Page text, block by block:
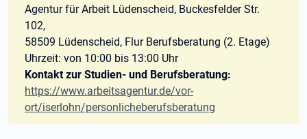
Agentur für Arbeit Lüdenscheid, Buckesfelder Str.
102,
58509 Lüdenscheid, Flur Berufsberatung (2. Etage)
Uhrzeit: von 10:00 bis 13:00 Uhr
Kontakt zur Studien- und Berufsberatung:
https://www.arbeitsagentur.de/vor-
ort/iserlohn/personlicheberufsberatung